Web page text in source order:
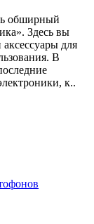
обширный
Здесь вы
для
В
к..